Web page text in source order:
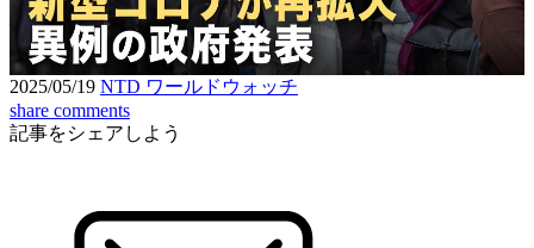
Video
2025/05/19 NTD ワールドウォッチ
share comments
記事をシェアしよう